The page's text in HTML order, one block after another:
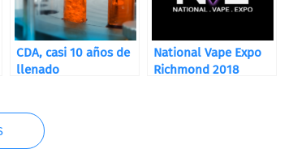
CDA, casi 10 años de
llenado
National Vape Expo
Richmond 2018